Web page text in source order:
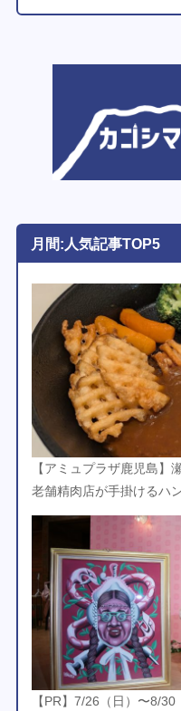
月間:人気記事TOP5
【アミュプラザ鹿児島】
老舗精肉店が手掛けるハ
【PR】7/26（日）〜8/